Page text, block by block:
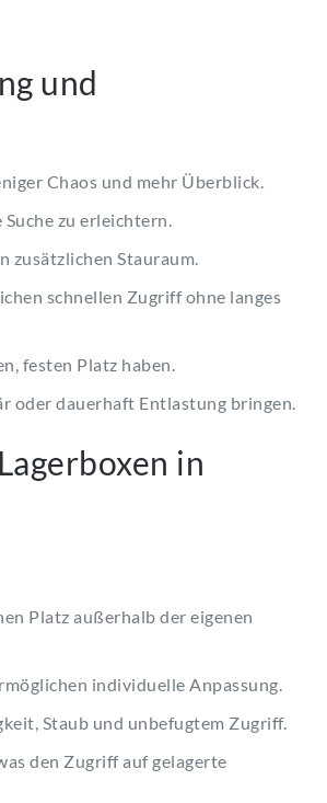
und
Chaos und mehr Überblick.
zu erleichtern.
zusätzlichen Stauraum.
schnellen Zugriff ohne langes
festen Platz haben.
oder dauerhaft Entlastung bringen.
in
Platz außerhalb der eigenen
individuelle Anpassung.
Staub und unbefugtem Zugriff.
den Zugriff auf gelagerte